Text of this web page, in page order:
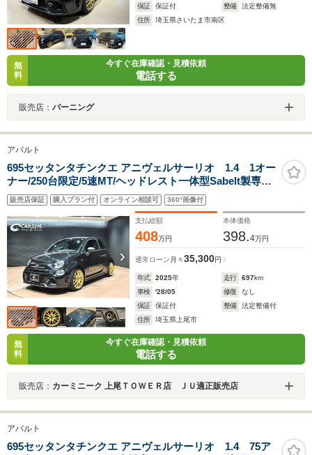
保証
保証付 整備
法定整備無
住所
埼玉県さいたま市南区
無
料
今すぐ在庫確認・見積依頼
電話する
販売店： バーニング
アバルト
695セッタンタチンクエ アニヴェルサーリオ 1.4 1オー
ナー/250台限定/5速MT/ヘッドレスト一体型Sabelt製専用
スポーツシート/レコードモンツァエキゾースト/Beats製
プレミアムサウンドシステム/専用17インチAW/ゴールド
サイドストライプ/コーナーセンサー/Car Play
販売店保証 購入プラン付 オンライン相談可 360°画像付
支払総額
408万円
本体価格
398.4万円
通常ローン 月々35,300円
年式 2025年 走行 697km
車検
'28/05 修復
なし
保証
保証付 整備
法定整備付
住所
埼玉県上尾市
無
料
今すぐ在庫確認・見積依頼
電話する
販売店： カーミニーク 上尾ＴＯＷＥＲ店 ＪＵ適正販売店
アバルト
695セッタンタチンクエ アニヴェルサーリオ 1.4 75ア